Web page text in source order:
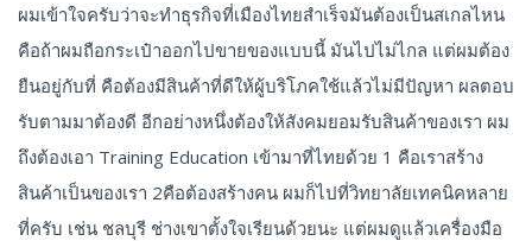
ผมเข้าใจครับว่าจะทำธุรกิจที่เมืองไทยสำเร็จมันต้องเป็นสเกลไหน
คือถ้าผมถือกระเป๋าออกไปขายของแบบนี้ มันไปไม่ไกล แต่ผมต้อง
ยืนอยู่กับที่ คือต้องมีสินค้าที่ดีให้ผู้บริโภคใช้แล้วไม่มีปัญหา ผลตอบ
รับตามมาต้องดี อีกอย่างหนึ่งต้องให้สังคมยอมรับสินค้าของเรา ผม
ถึงต้องเอา Training Education เข้ามาที่ไทยด้วย 1 คือเราสร้าง
สินค้าเป็นของเรา 2คือต้องสร้างคน ผมก็ไปที่วิทยาลัยเทคนิคหลาย
ที่ครับ เช่น ชลบุรี ช่างเขาตั้งใจเรียนด้วยนะ แต่ผมดูแล้วเครื่องมือ